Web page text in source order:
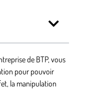
de BTP, vous
pour pouvoir
la manipulation